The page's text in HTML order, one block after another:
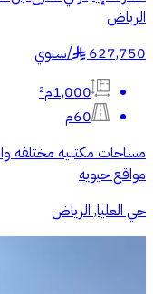
الرياض
627,750
§
/سنوي
1,000م²
60م
مساحات مكتبيه مختلفه
مواقع حيويه
حي العليا, الرياض